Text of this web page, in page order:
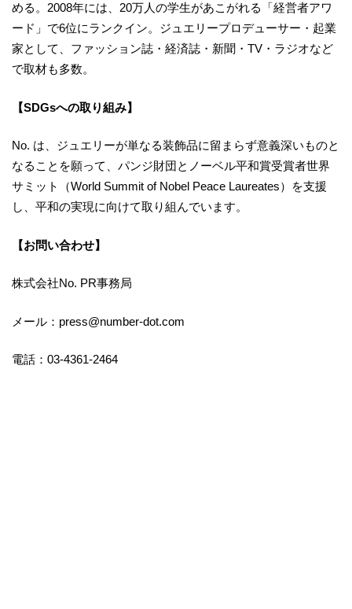
める。2008年には、20万人の学生があこがれる「経営者アワ
ード」で6位にランクイン。ジュエリープロデューサー・起業
家として、ファッション誌・経済誌・新聞・TV・ラジオなど
で取材も多数。
【SDGsへの取り組み】
No. は、ジュエリーが単なる装飾品に留まらず意義深いものと
なることを願って、パンジ財団とノーベル平和賞受賞者世界
サミット（World Summit of Nobel Peace Laureates）を支援
し、平和の実現に向けて取り組んでいます。
【お問い合わせ】
株式会社No. PR事務局
メール：press@number-dot.com
電話：03-4361-2464